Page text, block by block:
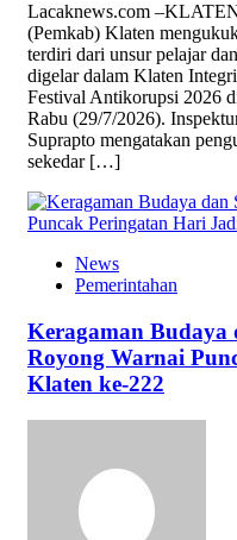
Lacaknews.com
(Pemkab) Klaten
terdiri dari unsur pelajar
digelar dalam Klaten
Festival Antikorupsi 2026
Rabu (29/7/2026).
Suprapto mengatakan
sekedar […]
News
Pemerintahan
Keragaman Budaya
Royong Warnai
Klaten ke-222